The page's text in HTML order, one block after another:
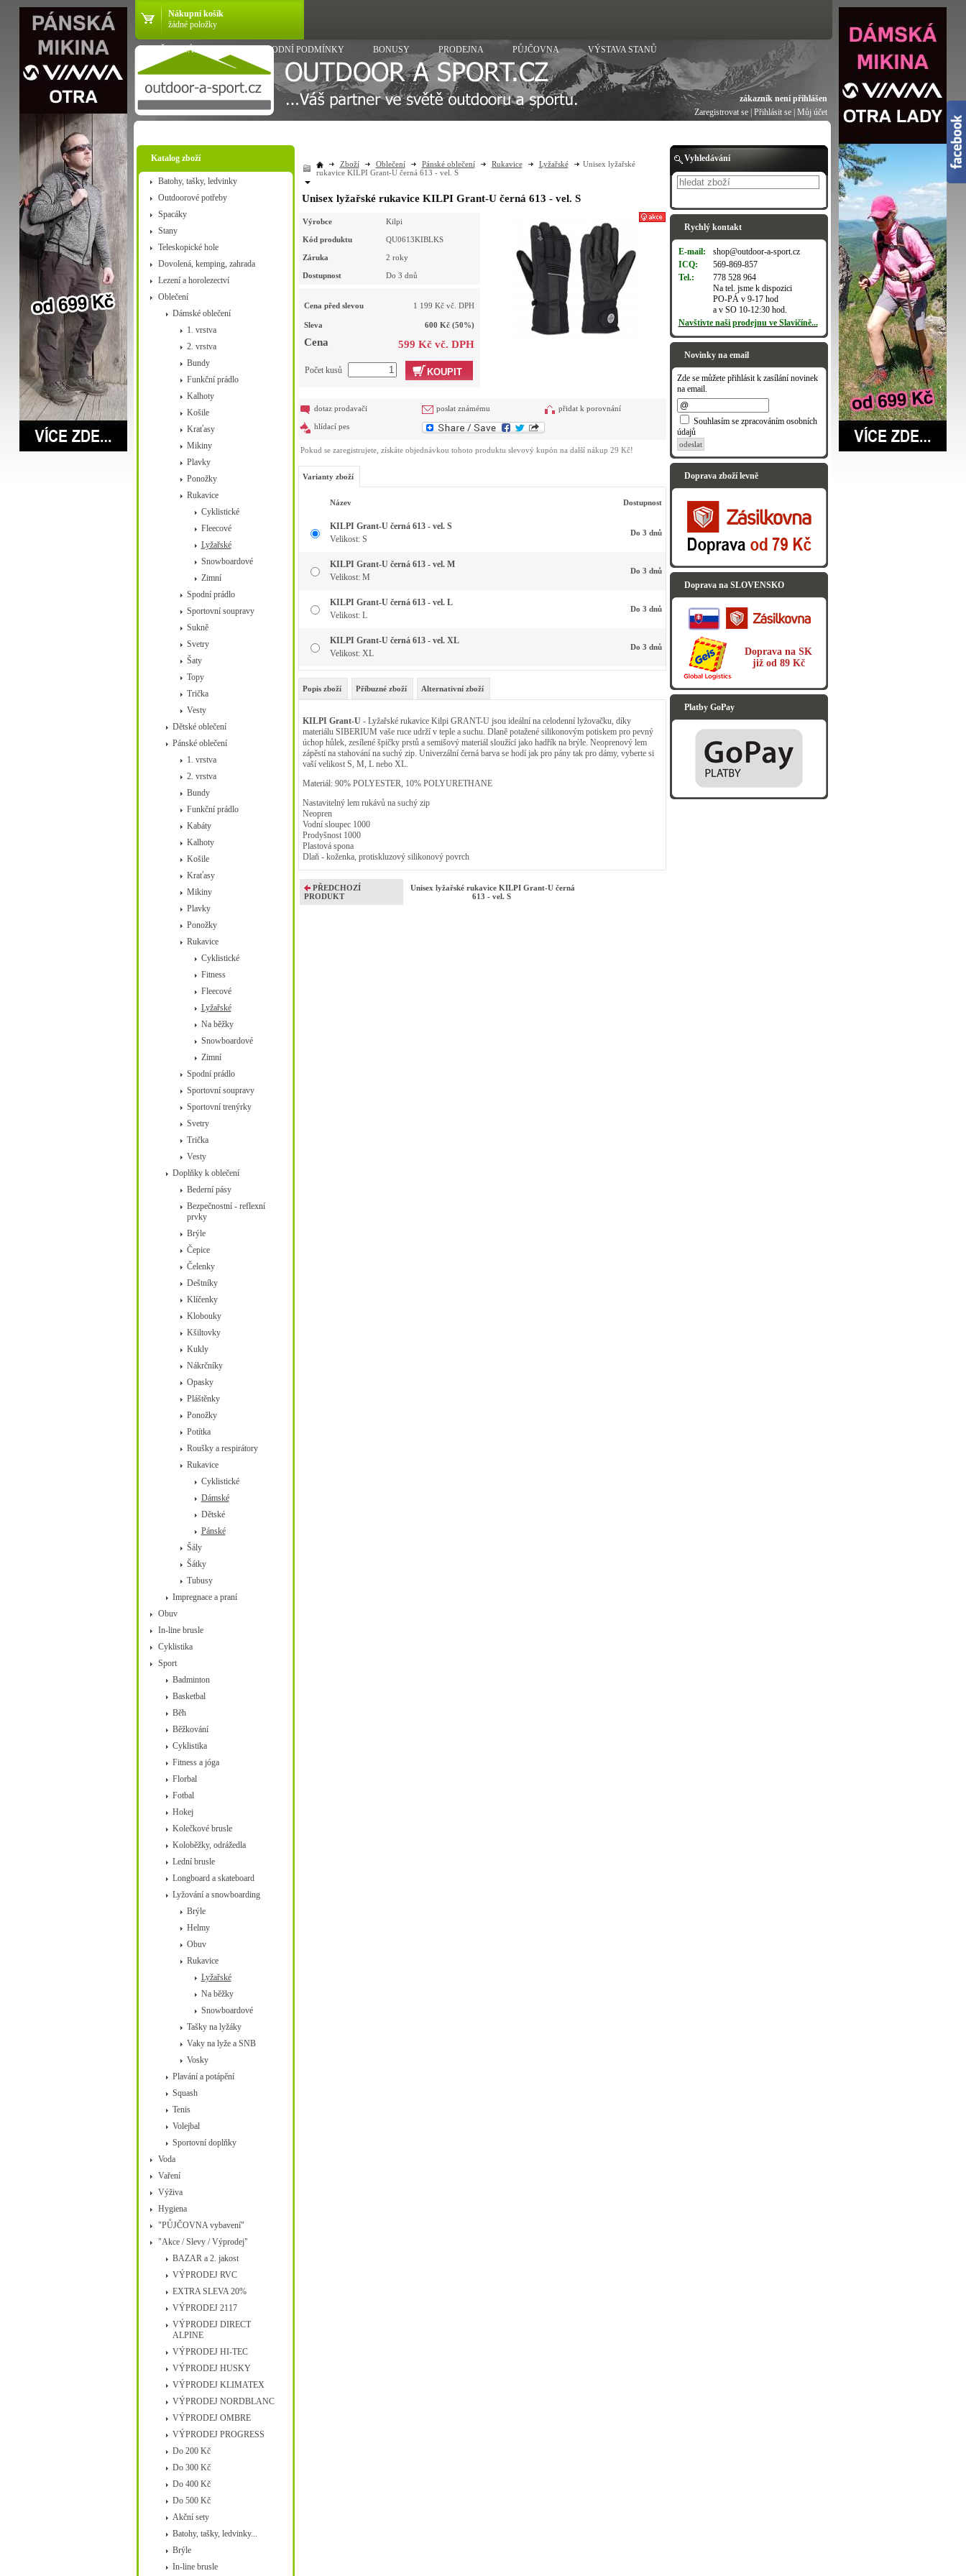
Nákupní košík
žádné položky
VŠE O NÁKUPU OBCHODNÍ PODMÍNKY BONUSY PRODEJNA PŮJČOVNA VÝSTAVA STANŮ
zákazník není přihlášen
Zaregistrovat se| Přihlásit se| Můj účet
Katalog zboží
Batohy, tašky, ledvinky
Outdoorové potřeby
Spacáky
Stany
Teleskopické hole
Dovolená, kemping, zahrada
Lezení a horolezectví
Oblečení
Dámské oblečení
1. vrstva
2. vrstva
Bundy
Funkční prádlo
Kalhoty
Košile
Kraťasy
Mikiny
Plavky
Ponožky
Rukavice
Cyklistické
Fleecové
Lyžařské
Snowboardové
Zimní
Spodní prádlo
Sportovní soupravy
Sukně
Svetry
Šaty
Topy
Trička
Vesty
Dětské oblečení
Pánské oblečení
1. vrstva
2. vrstva
Bundy
Funkční prádlo
Kabáty
Kalhoty
Košile
Kraťasy
Mikiny
Plavky
Ponožky
Rukavice
Cyklistické
Fitness
Fleecové
Lyžařské
Na běžky
Snowboardové
Zimní
Spodní prádlo
Sportovní soupravy
Sportovní trenýrky
Svetry
Trička
Vesty
Doplňky k oblečení
Bederní pásy
Bezpečnostní - reflexní
prvky
Brýle
Čepice
Čelenky
Deštníky
Klíčenky
Klobouky
Kšiltovky
Kukly
Nákrčníky
Opasky
Pláštěnky
Ponožky
Potítka
Roušky a respirátory
Rukavice
Cyklistické
Dámské
Dětské
Pánské
Šály
Šátky
Tubusy
Impregnace a praní
Obuv
In-line brusle
Cyklistika
Sport
Badminton
Basketbal
Běh
Běžkování
Cyklistika
Fitness a jóga
Florbal
Fotbal
Hokej
Kolečkové brusle
Koloběžky, odrážedla
Lední brusle
Longboard a skateboard
Lyžování a snowboarding
Brýle
Helmy
Obuv
Rukavice
Lyžařské
Na běžky
Snowboardové
Tašky na lyžáky
Vaky na lyže a SNB
Vosky
Plavání a potápění
Squash
Tenis
Volejbal
Sportovní doplňky
Voda
Vaření
Výživa
Hygiena
"PŮJČOVNA vybavení"
"Akce / Slevy / Výprodej"
BAZAR a 2. jakost
VÝPRODEJ RVC
EXTRA SLEVA 20%
VÝPRODEJ 2117
VÝPRODEJ DIRECT
ALPINE
VÝPRODEJ HI-TEC
VÝPRODEJ HUSKY
VÝPRODEJ KLIMATEX
VÝPRODEJ NORDBLANC
VÝPRODEJ OMBRE
VÝPRODEJ PROGRESS
Do 200 Kč
Do 300 Kč
Do 400 Kč
Do 500 Kč
Akční sety
Batohy, tašky, ledvinky...
Brýle
In-line brusle
Zboží Oblečení Pánské oblečení Rukavice Lyžařské
Unisex lyžařské
rukavice KILPI Grant-U černá 613 - vel. S
Unisex lyžařské rukavice KILPI Grant-U černá 613 - vel. S
Výrobce Kilpi
Kód produktu QU0613KIBLKS
Záruka 2 roky
Dostupnost Do 3 dnů
Cena před slevou 1 199 Kč vč. DPH
Sleva 600 Kč(50%)
Cena 599 Kč vč. DPH
KOUPIT
Počet kusů
dotaz prodavači poslat známému přidat k porovnání
hlídací pes
Pokud se zaregistrujete, získáte objednávkou tohoto produktu slevový kupón na další nákup 29 Kč!
Varianty zboží
Název Dostupnost
KILPI Grant-U černá 613 - vel. S
Velikost: S
Do 3 dnů
KILPI Grant-U černá 613 - vel. M
Velikost: M
Do 3 dnů
KILPI Grant-U černá 613 - vel. L
Velikost: L
Do 3 dnů
KILPI Grant-U černá 613 - vel. XL
Velikost: XL
Do 3 dnů
Popis zboží Příbuzné zboží Alternativní zboží
KILPI Grant-U - Lyžařské rukavice Kilpi GRANT-U jsou ideální na celodenní lyžovačku, díky
materiálu SIBERIUM vaše ruce udrží v teple a suchu. Dlaně potažené silikonovým potiskem pro pevný
úchop hůlek, zesílené špičky prstů a semišový materiál sloužící jako hadřík na brýle. Neoprenový lem
zápěstí na stahování na suchý zip. Univerzální černá barva se hodí jak pro pány tak pro dámy, vyberte si
vaší velikost S, M, L nebo XL.
Materiál: 90% POLYESTER, 10% POLYURETHANE
Nastavitelný lem rukávů na suchý zip
Neopren
Vodní sloupec 1000
Prodyšnost 1000
Plastová spona
Dlaň - koženka, protiskluzový silikonový povrch
PŘEDCHOZÍ
PRODUKT
Unisex lyžařské rukavice KILPI Grant-U černá
613 - vel. S
Vyhledávání
Rychlý kontakt
E-mail:
shop@outdoor-a-sport.cz
ICQ:
569-869-857
Tel.:
778 528 964
Na tel. jsme k dispozici
PO-PÁ v 9-17 hod
a v SO 10-12:30 hod.
Navštivte naši prodejnu ve Slavičíně...
Novinky na email
Zde se můžete přihlásit k zasílání novinek
na email.
Souhlasím se zpracováním osobních
údajů
odeslat
Doprava zboží levně
Doprava na SLOVENSKO
Doprava na SK
již od 89 Kč
Platby GoPay